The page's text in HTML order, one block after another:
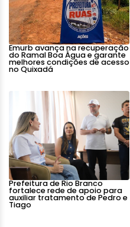
Emurb avança na recuperação
do Ramal Boa Água e garante
melhores condições de acesso
no Quixadá
Prefeitura de Rio Branco
fortalece rede de apoio para
auxiliar tratamento de Pedro e
Tiago